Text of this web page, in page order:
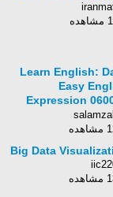
Learn English:
Easy
Expression
sub / to
Big Data